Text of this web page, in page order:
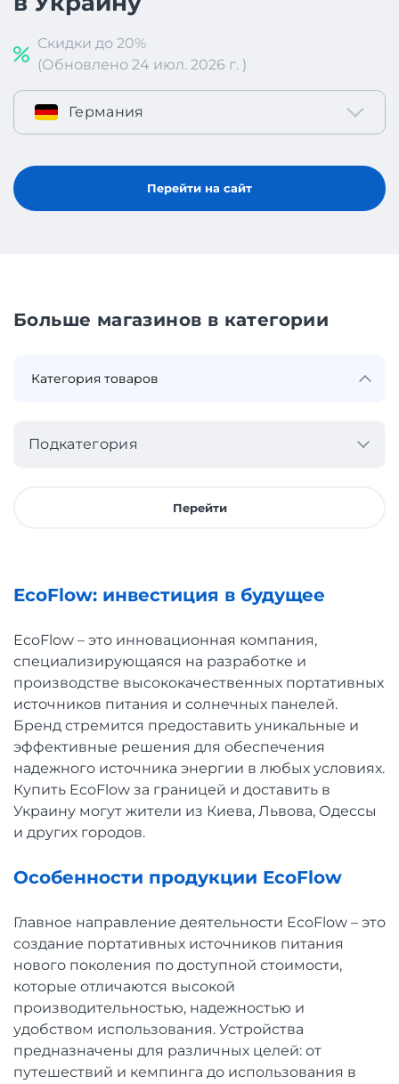
Скидки до 20%
(Обновлено 24 июл. 2026 г. )
Германия
Перейти на сайт
Больше магазинов в категории
Подкатегория
Перейти
EcoFlow: инвестиция в будущее
EcoFlow – это инновационная компания,
специализирующаяся на разработке и
производстве высококачественных портативных
источников питания и солнечных панелей.
Бренд стремится предоставить уникальные и
эффективные решения для обеспечения
надежного источника энергии в любых условиях.
Купить EcoFlow за границей и доставить в
Украину могут жители из Киева, Львова, Одессы
и других городов.
Особенности продукции EcoFlow
Главное направление деятельности EcoFlow – это
создание портативных источников питания
нового поколения по доступной стоимости,
которые отличаются высокой
производительностью, надежностью и
удобством использования. Устройства
предназначены для различных целей: от
путешествий и кемпинга до использования в